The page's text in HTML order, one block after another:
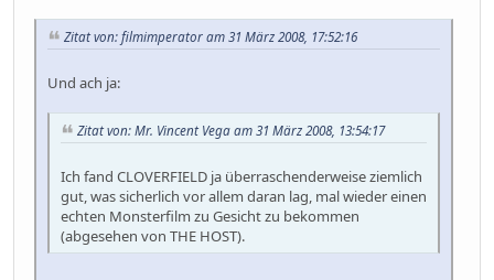
Zitat von: filmimperator am 31 März 2008, 17:52:16
Und ach ja:
Zitat von: Mr. Vincent Vega am 31 März 2008, 13:54:17
Ich fand CLOVERFIELD ja überraschenderweise ziemlich
gut, was sicherlich vor allem daran lag, mal wieder einen
echten Monsterfilm zu Gesicht zu bekommen
(abgesehen von THE HOST).